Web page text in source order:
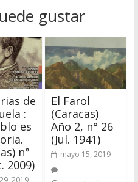
gustar
de
:
es
n°
2009)
2019
El Farol
(Caracas)
Año 2, n° 26
(Jul. 1941)
mayo 15, 2019